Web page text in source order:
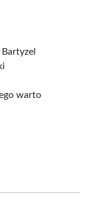
warto